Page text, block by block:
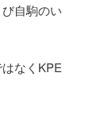
自駒のい
なくKPE